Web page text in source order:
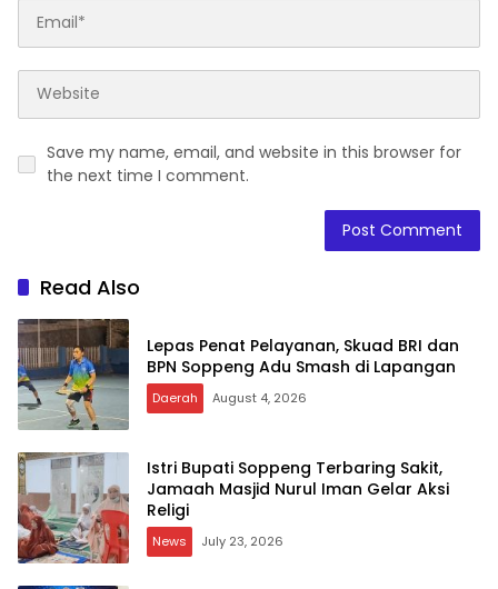
Save my name, email, and website in this browser for
the next time I comment.
Read Also
Lepas Penat Pelayanan, Skuad BRI dan
BPN Soppeng Adu Smash di Lapangan
Daerah August 4, 2026
Istri Bupati Soppeng Terbaring Sakit,
Jamaah Masjid Nurul Iman Gelar Aksi
Religi
News July 23, 2026